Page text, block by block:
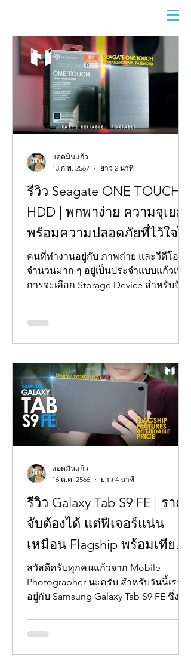
รีวิว Seagate ONE TOUCH
HDD | พกพาง่าย ความจุเยอะ
พร้อมความปลอดภัยที่ไว้ใจได้
คนที่ทำงานอยู่กับ ภาพถ่าย และวีดีโอ
จำนวนมาก ๆ อยู่เป็นประจำแบบแก้วเนี่ย
การจะเลือก Storage Device สำหรับจัด
แอดมินแก้ว
13 ก.พ. 2567
ยาว 2 นาที
รีวิว Galaxy Tab S9 FE | ราคา
จับต้องได้ แต่ฟีเจอร์แน่น
เหมือน Flagship พร้อมเทียบ
Galaxy Tab S7 FE
สวัสดีครับทุกคนแก้วจาก Mobile
Photographer นะครับ สำหรับวันนี้เรา
อยู่กับ Samsung Galaxy Tab S9 FE ซึ่ง
แอดมินแก้ว
16 ต.ค. 2566
ยาว 4 นาที